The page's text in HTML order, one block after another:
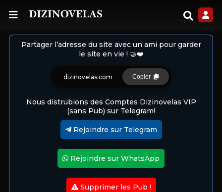
Partager l’adresse du site avec un ami pour garder
le site en vie ! 🤝❤️
dizinovelas.com Copier
Nous distrubions des Comptes Dizinovelas VIP
(sans Pub) sur Telegram!
Rejoindre sur Telegram
Rejoindre sur WhatsApp
Supprimer les Pub !